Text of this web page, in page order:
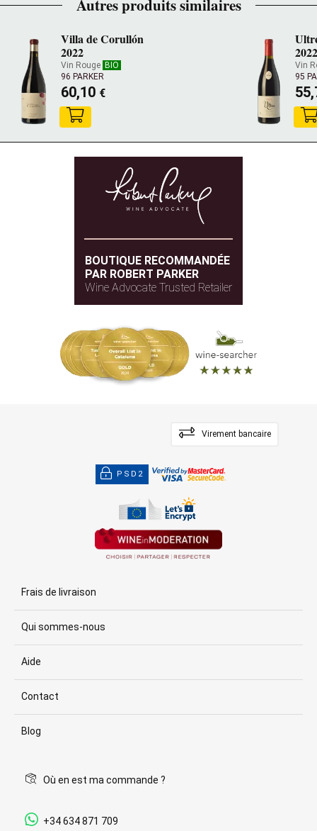
Autres produits similaires
Villa de Corullón
2022
Vin Rouge BIO
96 PARKER
60,10 €
2022
Vin
95
BOUTIQUE RECOMMANDÉE
PAR ROBERT PARKER
Wine Advocate Trusted Retailer
Virement bancaire
PSD2
Frais de livraison
Qui sommes-nous
Aide
Contact
Blog
Où en est ma commande ?
+34 634 871 709